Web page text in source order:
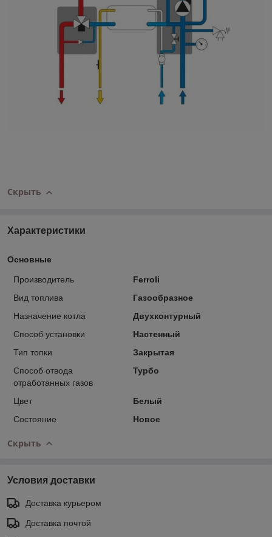
Скрыть
Характеристики
Основные
Производитель
Ferroli
Вид топлива
Газообразное
Назначение котла
Двухконтурный
Способ установки
Настенный
Тип топки
Закрытая
Способ отвода
отработанных газов
Турбо
Цвет
Белый
Состояние
Новое
Скрыть
Условия доставки
Доставка курьером
Доставка почтой